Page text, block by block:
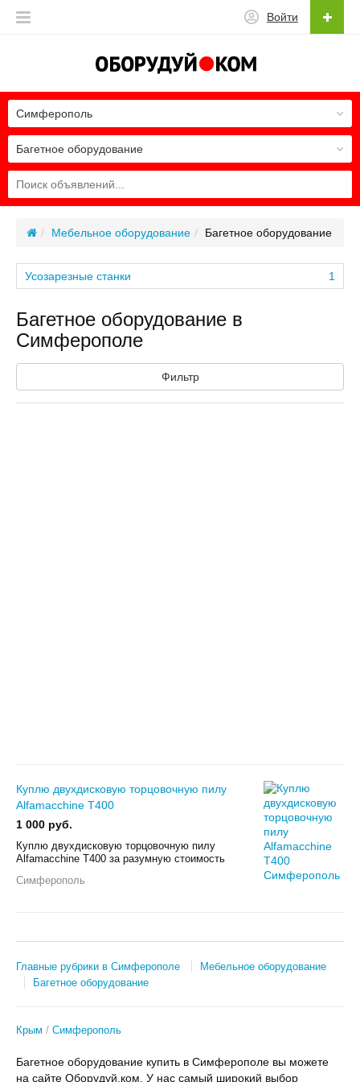
Войти
Багетное оборудование
Симферополь
Мебельное оборудование Багетное оборудование
1
Усозарезные станки
Багетное оборудование в
Симферополе
Фильтр
Куплю двухдисковую торцовочную пилу
Alfamacchine T400
1 000 руб.
Куплю двухдисковую торцовочную пилу
Alfamacchine T400 за разумную стоимость
Симферополь
Главные рубрики в Симферополе
Мебельное оборудование
Багетное оборудование
Крым Симферополь
Багетное оборудование купить в Симферополе вы можете
на сайте Оборудуй.ком. У нас самый широкий выбор